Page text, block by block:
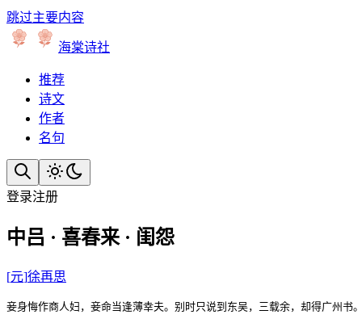
跳过主要内容
海棠诗社
推荐
诗文
作者
名句
登录注册
中吕 · 喜春来 · 闺怨
[元]徐再思
妾身悔作商人妇，妾命当逢薄幸夫。别时只说到东吴，三载余，却得广州书